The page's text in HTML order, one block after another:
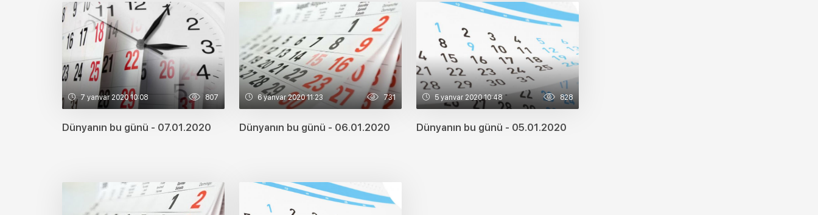
7 yanvar 2020 10:08 807
Dünyanın bu günü - 07.01.2020
6 yanvar 2020 11:23 731
Dünyanın bu günü - 06.01.2020
5 yanvar 2020 10:48 828
Dünyanın bu günü - 05.01.2020